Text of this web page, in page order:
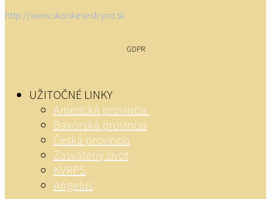
http://www.skolskesestrynd.sk
GDPR
UŽITOČNÉ LINKY
Americká provincia
Bavorská provincia
Česká provincia
Zasvätený život
KVRPS
Angelus